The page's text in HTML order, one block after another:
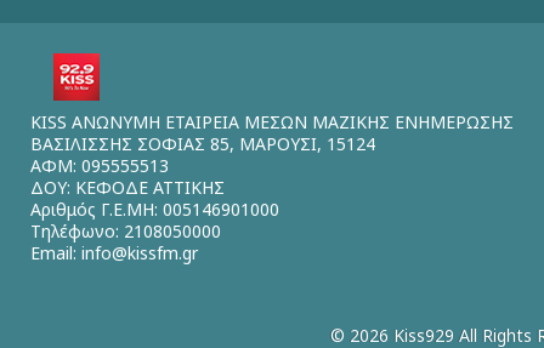
KISS ΑΝΩΝΥΜΗ ΕΤΑΙΡΕΙΑ ΜΕΣΩΝ ΜΑΖΙΚΗΣ ΕΝΗΜΕΡΩΣΗΣ
ΒΑΣΙΛΙΣΣΗΣ ΣΟΦΙΑΣ 85, ΜΑΡΟΥΣΙ, 15124
ΑΦΜ: 095555513
ΔΟΥ: ΚΕΦΟΔΕ ΑΤΤΙΚΗΣ
Αριθμός Γ.Ε.ΜΗ: 005146901000
Τηλέφωνο: 2108050000
Email: info@kissfm.gr
© 2026 Kiss929 All Rights